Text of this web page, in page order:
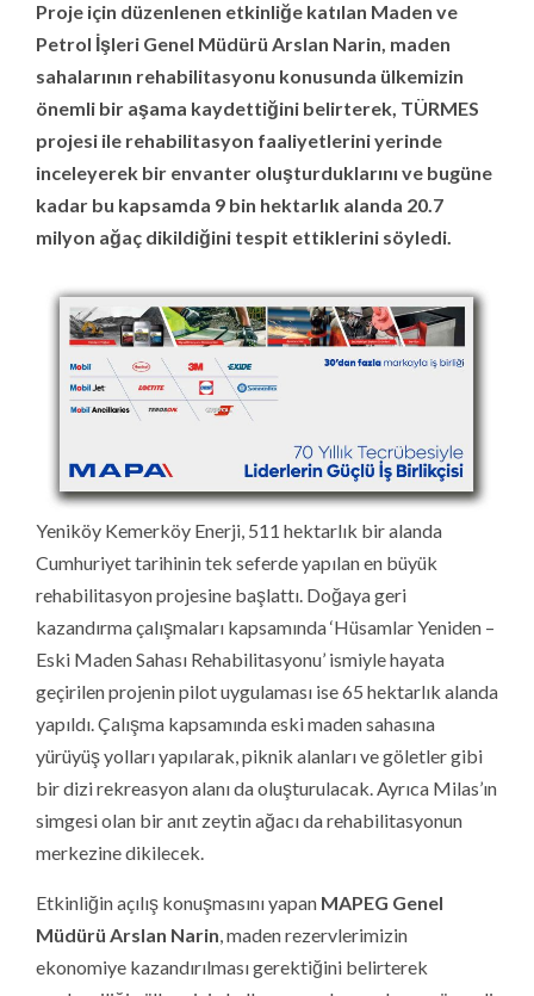
Proje için düzenlenen etkinliğe katılan Maden ve
Petrol İşleri Genel Müdürü Arslan Narin, maden
sahalarının rehabilitasyonu konusunda ülkemizin
önemli bir aşama kaydettiğini belirterek, TÜRMES
projesi ile rehabilitasyon faaliyetlerini yerinde
inceleyerek bir envanter oluşturduklarını ve bugüne
kadar bu kapsamda 9 bin hektarlık alanda 20.7
milyon ağaç dikildiğini tespit ettiklerini söyledi.
Yeniköy Kemerköy Enerji, 511 hektarlık bir alanda
Cumhuriyet tarihinin tek seferde yapılan en büyük
rehabilitasyon projesine başlattı. Doğaya geri
kazandırma çalışmaları kapsamında ‘Hüsamlar Yeniden –
Eski Maden Sahası Rehabilitasyonu’ ismiyle hayata
geçirilen projenin pilot uygulaması ise 65 hektarlık alanda
yapıldı. Çalışma kapsamında eski maden sahasına
yürüyüş yolları yapılarak, piknik alanları ve göletler gibi
bir dizi rekreasyon alanı da oluşturulacak. Ayrıca Milas’ın
simgesi olan bir anıt zeytin ağacı da rehabilitasyonun
merkezine dikilecek.
Etkinliğin açılış konuşmasını yapan MAPEG Genel
Müdürü Arslan Narin , maden rezervlerimizin
ekonomiye kazandırılması gerektiğini belirterek